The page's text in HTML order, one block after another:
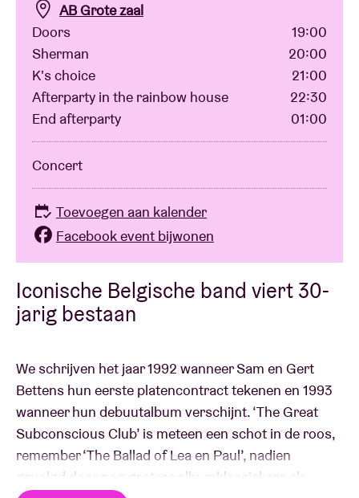
Over AB
Contact
Iconische Belgische band viert 30-
jarig bestaan
We schrijven het jaar 1992 wanneer Sam en Gert
Bettens hun eerste platencontract tekenen en 1993
wanneer hun debuutalbum verschijnt. ‘The Great
Subconscious Club’ is meteen een schot in de roos,
remember ‘The Ballad of Lea en Paul’, nadien
gevolgd door nog grotere albumklassiekers als
AB Grote zaal
Doors
19:00
Sherman
20:00
K's choice
21:00
Afterparty in the rainbow house
22:30
End afterparty
01:00
Concert
Toevoegen aan kalender
Facebook event bijwonen